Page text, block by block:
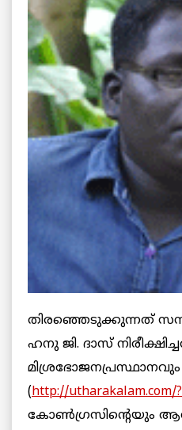
തിരഞ്ഞെടുക്കുന്നത്
ഹനു ജി. ദാസ്
മിശ്രഭോജനപ്രസ്ഥാനവും
(http://utharakalam.com/
കോണ്‍ഗ്രസിന്റെയും